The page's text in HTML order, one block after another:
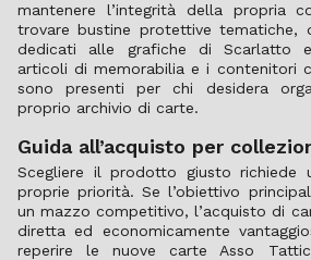
mantenere l’integrità della propria
trovare bustine protettive tematiche,
dedicati alle grafiche di Scarlatto
articoli di memorabilia e i contenitori
sono presenti per chi desidera
proprio archivio di carte.
Guida all’acquisto per
Scegliere il prodotto giusto richiede
proprie priorità. Se l’obiettivo
un mazzo competitivo, l’acquisto di
diretta ed economicamente
reperire le nuove carte Asso